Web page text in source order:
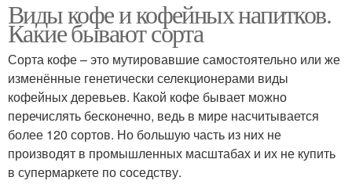
Виды кофе и кофейных напитков.
Какие бывают сорта
Сорта кофе – это мутировавшие самостоятельно или же
изменённые генетически селекционерами виды
кофейных деревьев. Какой кофе бывает можно
перечислять бесконечно, ведь в мире насчитывается
более 120 сортов. Но большую часть из них не
производят в промышленных масштабах и их не купить
в супермаркете по соседству.